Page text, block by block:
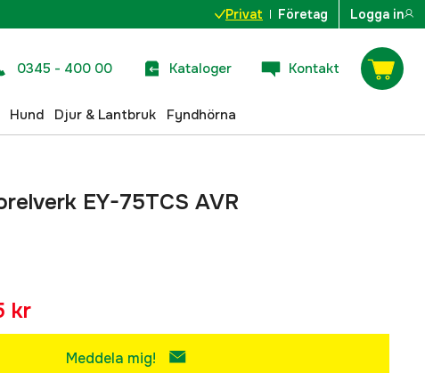
Privat Företag Logga in
0345 - 400 00 Kataloger Kontakt
Hund Djur & Lantbruk Fyndhörna
EY-75TCS AVR
kr
Meddela mig!